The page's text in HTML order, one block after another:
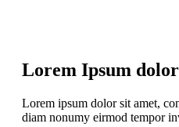
Lorem Ipsum
Lorem ipsum dolor sit amet,
diam nonumy eirmod tempor